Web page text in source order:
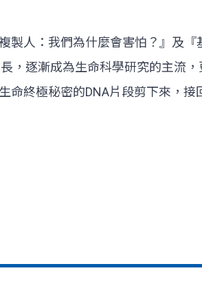
製人：我們為什麼會害怕？』及
，逐漸成為生命科學研究的主流
命終極秘密的DNA片段剪下來，